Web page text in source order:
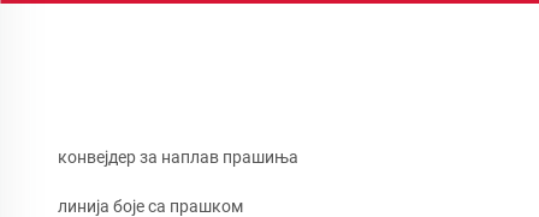
конвејдер за наплав прашиња
линија боје са прашком